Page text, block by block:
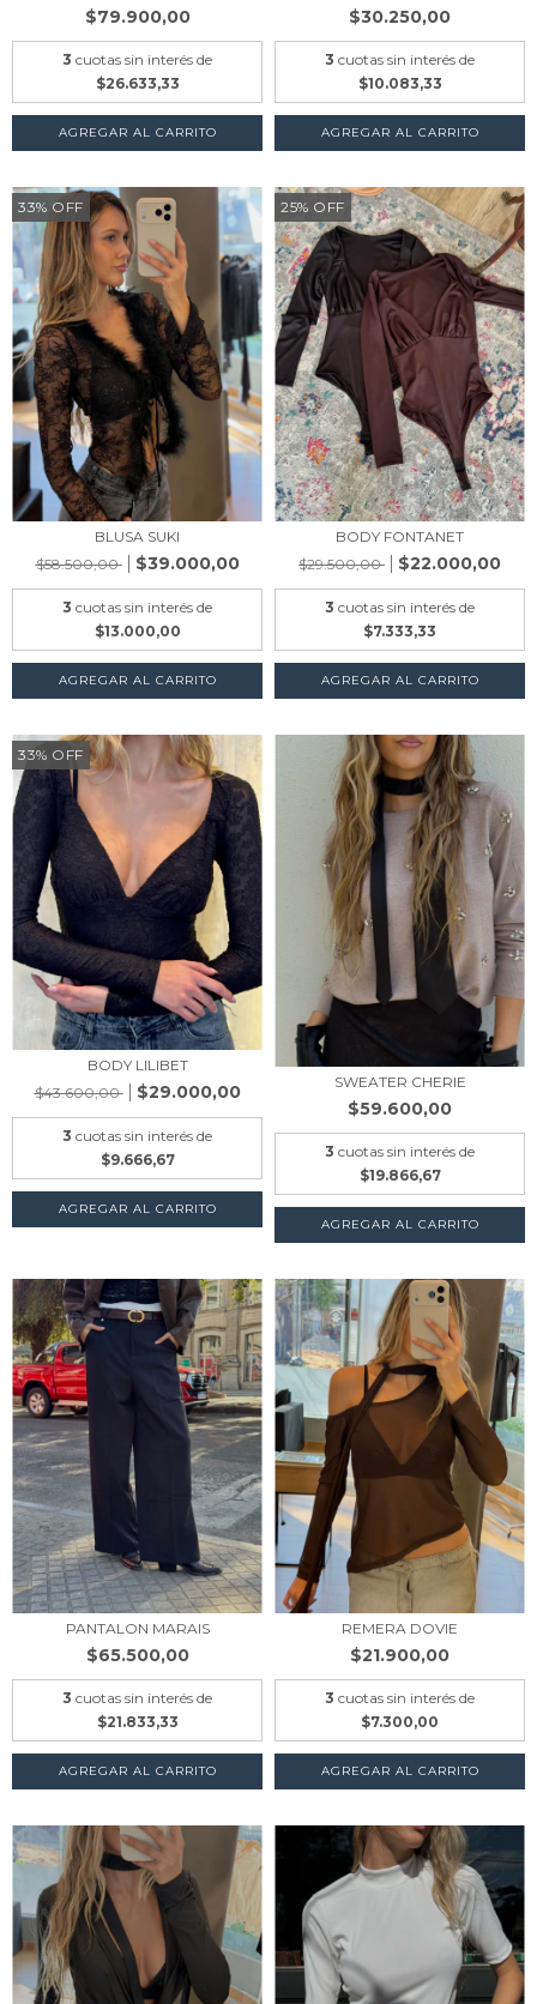
$79.900,00
3 cuotas sin interés de
$26.633,33
AGREGAR AL CARRITO
$30.250,00
3 cuotas sin interés de
$10.083,33
AGREGAR AL CARRITO
33% OFF
BLUSA SUKI
$58.500,00
$39.000,00
3 cuotas sin interés de
$13.000,00
AGREGAR AL CARRITO
25% OFF
BODY FONTANET
$29.500,00
$22.000,00
3 cuotas sin interés de
$7.333,33
AGREGAR AL CARRITO
33% OFF
BODY LILIBET
$43.600,00
$29.000,00
3 cuotas sin interés de
$9.666,67
AGREGAR AL CARRITO
SWEATER CHERIE
$59.600,00
3 cuotas sin interés de
$19.866,67
AGREGAR AL CARRITO
PANTALON MARAIS
$65.500,00
3 cuotas sin interés de
$21.833,33
AGREGAR AL CARRITO
REMERA DOVIE
$21.900,00
3 cuotas sin interés de
$7.300,00
AGREGAR AL CARRITO